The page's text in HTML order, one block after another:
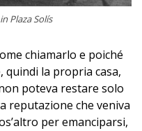
Plaza Solís
chiamarlo e poiché
la propria casa,
poteva restare solo
reputazione che veniva
per emanciparsi,